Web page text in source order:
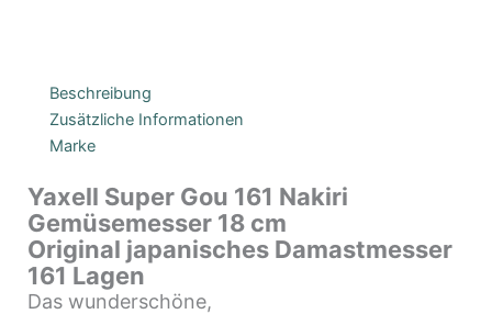
Beschreibung
Zusätzliche Informationen
Marke
Yaxell Super Gou 161 Nakiri
Gemüsemesser 18 cm
Original japanisches Damastmesser
161 Lagen
Das wunderschöne,